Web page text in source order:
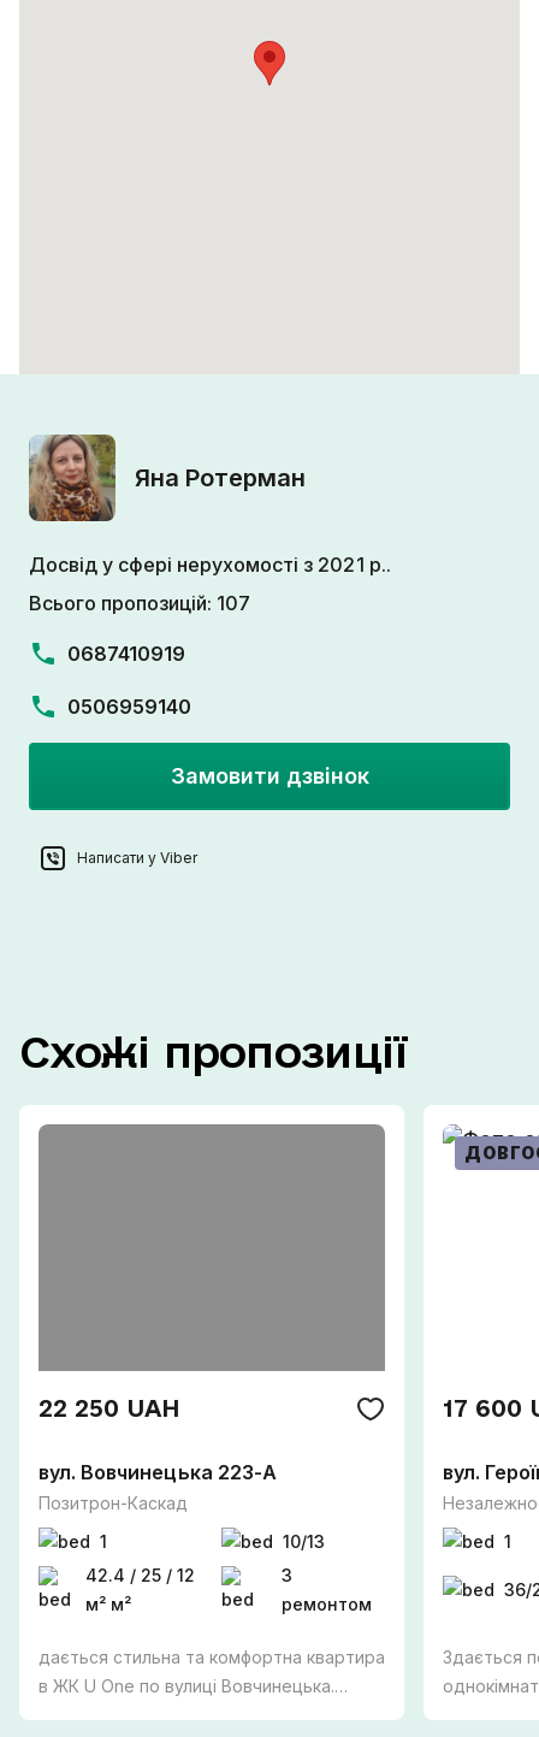
Яна Ротерман
Досвід у сфері нерухомості з 2021 р..
Всього пропозицій: 107
0687410919
0506959140
Замовити дзвінок
Написати у Viber
Схожі пропозиції
22 250 UAH
вул. Вовчинецька 223-А
Позитрон-Каскад
1
10/13
42.4 / 25 / 12
м² м²
З
ремонтом
дається стильна та комфортна квартира
в ЖК U One по вулиці Вовчинецька.
17 600
вул.
1
36/
Здається